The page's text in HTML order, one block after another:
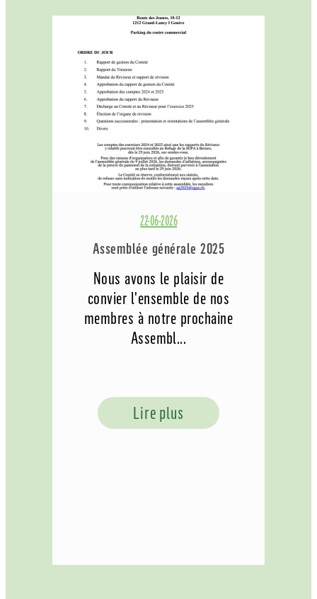
22-06-2026
Assemblée générale 2025
Nous avons le plaisir de
convier l'ensemble de nos
membres à notre prochaine
Assembl...
Lire plus